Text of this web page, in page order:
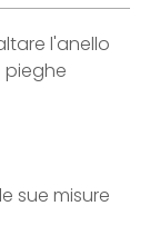
l'anello
sue misure